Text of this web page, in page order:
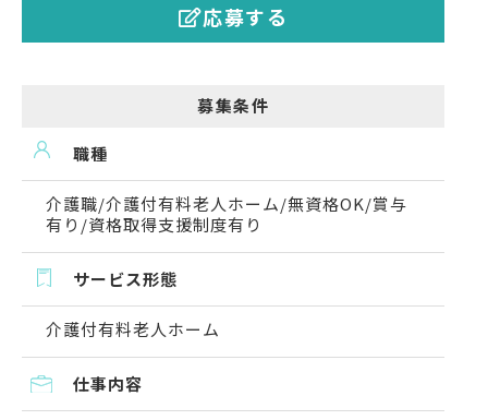
応募する
募集条件
職種
介護職/介護付有料老人ホーム/無資格OK/賞与
有り/資格取得支援制度有り
サービス形態
介護付有料老人ホーム
仕事内容